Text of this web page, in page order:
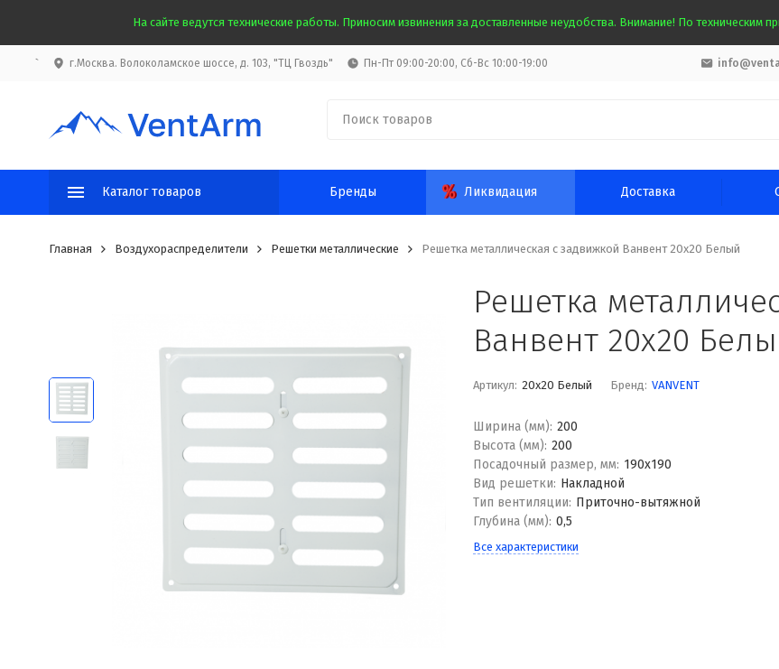
На сайте ведутся технические работы. Приносим извинения за доставленные неудобства. Внимание! По техническим
` г.Москва. Волоколамское шоссе, д. 103, "ТЦ Гвоздь" Пн-Пт 09:00-20:00, Сб-Вс 10:00-19:00
Каталог товаров Бренды Ликвидация Доставка
Главная Воздухораспределители Решетки металлические Решетка металлическая с задвижкой Ванвент 20х20 Белый
Решетка
Ванвент 20х20
Артикул: 20х20 Белый Бренд: VANVENT
Ширина (мм): 200
Высота (мм): 200
Посадочный размер, мм: 190x190
Вид решетки: Накладной
Тип вентиляции: Приточно-вытяжной
Глубина (мм): 0,5
Все характеристики